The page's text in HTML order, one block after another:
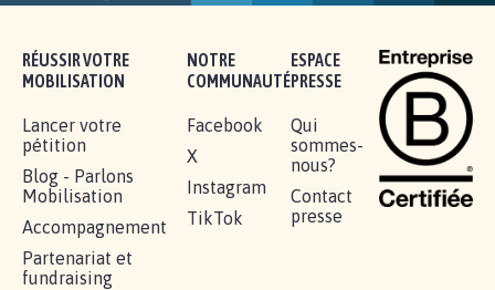
RÉUSSIR VOTRE
MOBILISATION
Lancer votre
pétition
Blog - Parlons
Mobilisation
Accompagnement
Partenariat et
fundraising
NOTRE
COMMUNAUTÉ
Facebook
X
Instagram
TikTok
ESPACE
PRESSE
Qui
sommes-
nous?
Contact
presse